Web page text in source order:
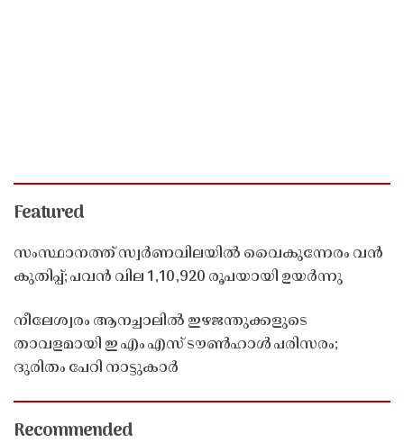
Featured
സംസ്ഥാനത്ത് സ്വർണവിലയിൽ വൈകുന്നേരം വൻ
കുതിപ്പ്; പവൻ വില 1,10,920 രൂപയായി ഉയർന്നു
നീലേശ്വരം ആനച്ചാലിൽ ഇഴജന്തുക്കളുടെ
താവളമായി ഇ എം എസ് ടൗൺഹാൾ പരിസരം;
ദുരിതം പേറി നാട്ടുകാർ
Recommended